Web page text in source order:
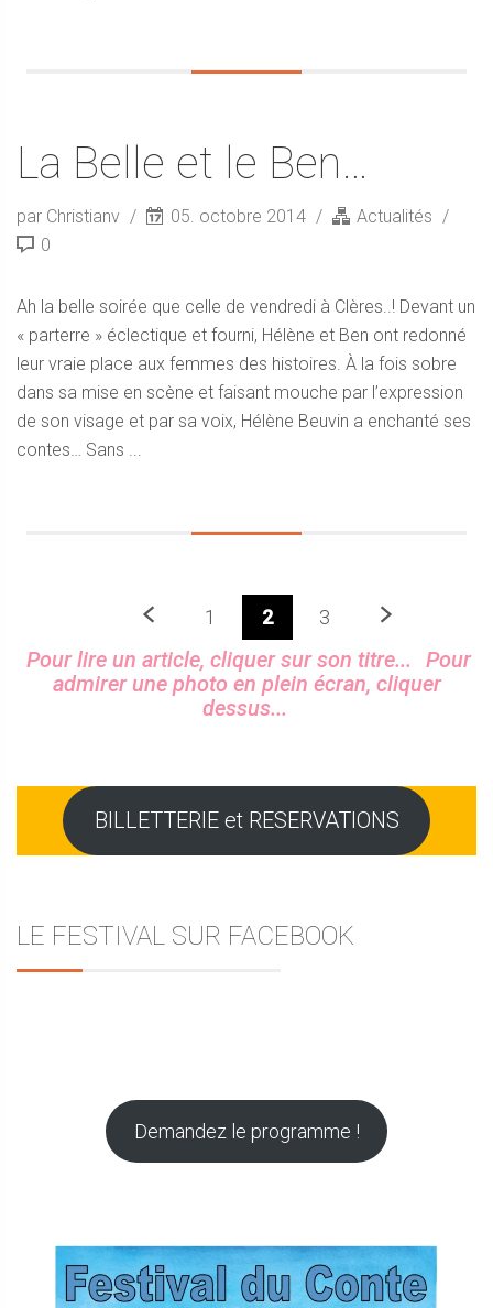
La Belle et le Ben…
par Christianv 05. octobre 2014
Actualités
0
Ah la belle soirée que celle de vendredi à Clères..! Devant un
« parterre » éclectique et fourni, Hélène et Ben ont redonné
leur vraie place aux femmes des histoires. À la fois sobre
dans sa mise en scène et faisant mouche par l’expression
de son visage et par sa voix, Hélène Beuvin a enchanté ses
contes… Sans ...
Précedent
1 2 3 Prochaine
Sidebar
Pour lire un article, cliquer sur son titre...
Pour
admirer une photo en plein écran, cliquer
dessus...
BILLETTERIE et RESERVATIONS
LE FESTIVAL SUR FACEBOOK
Demandez le programme !